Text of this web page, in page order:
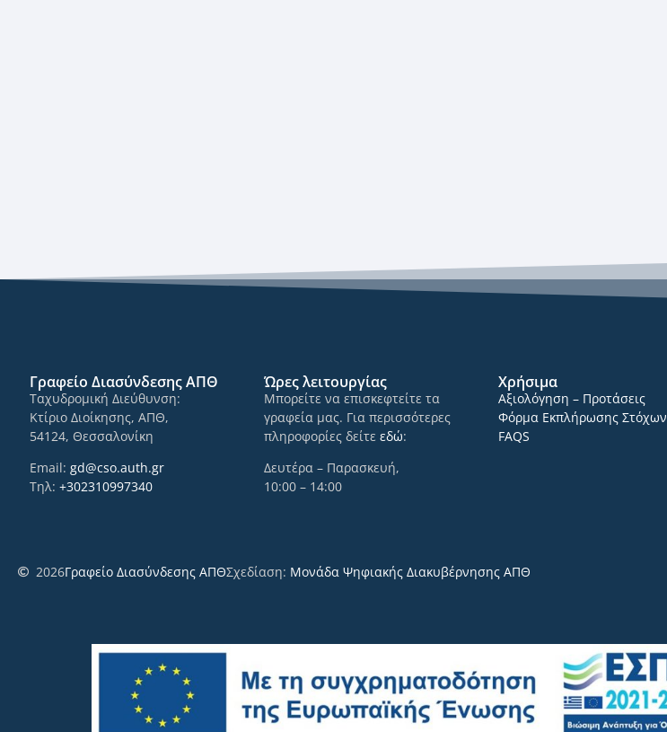
Γραφείο Διασύνδεσης ΑΠΘ
Ταχυδρομική Διεύθυνση:
Κτίριο Διοίκησης, ΑΠΘ,
54124, Θεσσαλονίκη
Email:gd@cso.auth.gr
Τηλ:+302310997340
Ώρες λειτουργίας
Μπορείτε να επισκεφτείτε τα
γραφεία μας. Για περισσότερες
πληροφορίες δείτε εδώ:
Δευτέρα – Παρασκευή,
10:00 – 14:00
Χρήσιμα
Αξιολόγηση – Προτάσεις
Φόρμα Εκπλήρωσης Στόχων
FAQS
2026Γραφείο Διασύνδεσης ΑΠΘΣχεδίαση: Μονάδα Ψηφιακής Διακυβέρνησης ΑΠΘ